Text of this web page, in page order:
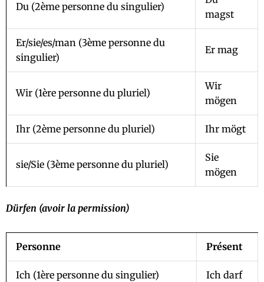
Du (2ème personne du singulier)
magst
Er/sie/es/man (3ème personne du
singulier)
Er mag
Wir (1ère personne du pluriel)
Wir
mögen
Ihr (2ème personne du pluriel) Ihr mögt
sie/Sie (3ème personne du pluriel)
Sie
mögen
Dürfen (avoir la permission)
Personne Présent
Ich (1ère personne du singulier) Ich darf